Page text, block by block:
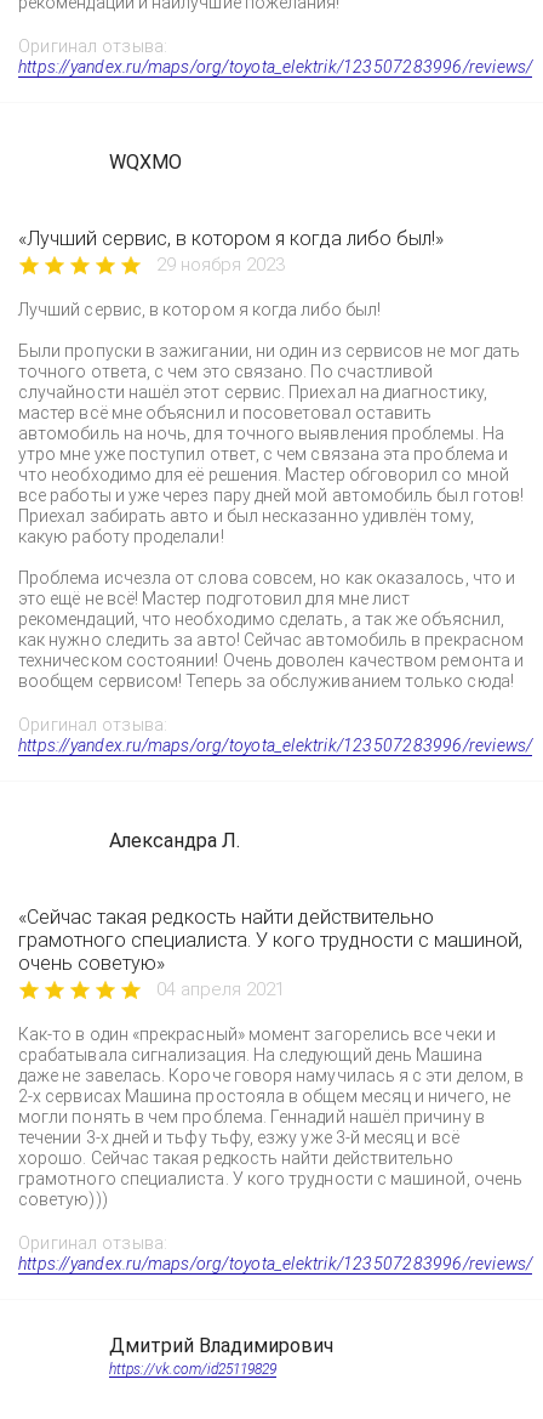
Оригинал отзыва:
https://yandex.ru/maps/org/toyota_elektrik/123507283996/reviews/
WQXMO
«Лучший сервис, в котором я когда либо был!»
29 ноября 2023
Лучший сервис, в котором я когда либо был!
Были пропуски в зажигании, ни один из сервисов не мог дать
точного ответа, с чем это связано. По счастливой
случайности нашёл этот сервис. Приехал на диагностику,
мастер всё мне объяснил и посоветовал оставить
автомобиль на ночь, для точного выявления проблемы. На
утро мне уже поступил ответ, с чем связана эта проблема и
что необходимо для её решения. Мастер обговорил со мной
все работы и уже через пару дней мой автомобиль был готов!
Приехал забирать авто и был несказанно удивлён тому,
какую работу проделали!
Проблема исчезла от слова совсем, но как оказалось, что и
это ещё не всё! Мастер подготовил для мне лист
рекомендаций, что необходимо сделать, а так же объяснил,
как нужно следить за авто! Сейчас автомобиль в прекрасном
техническом состоянии! Очень доволен качеством ремонта и
вообщем сервисом! Теперь за обслуживанием только сюда!
Оригинал отзыва:
https://yandex.ru/maps/org/toyota_elektrik/123507283996/reviews/
Александра Л.
«Сейчас такая редкость найти действительно
грамотного специалиста. У кого трудности с машиной,
очень советую»
04 апреля 2021
Как-то в один «прекрасный» момент загорелись все чеки и
срабатывала сигнализация. На следующий день Машина
даже не завелась. Короче говоря намучилась я с эти делом, в
2-х сервисах Машина простояла в общем месяц и ничего, не
могли понять в чем проблема. Геннадий нашёл причину в
течении 3-х дней и тьфу тьфу, езжу уже 3-й месяц и всё
хорошо. Сейчас такая редкость найти действительно
грамотного специалиста. У кого трудности с машиной, очень
советую)))
Оригинал отзыва:
https://yandex.ru/maps/org/toyota_elektrik/123507283996/reviews/
Дмитрий Владимирович
https://vk.com/id25119829